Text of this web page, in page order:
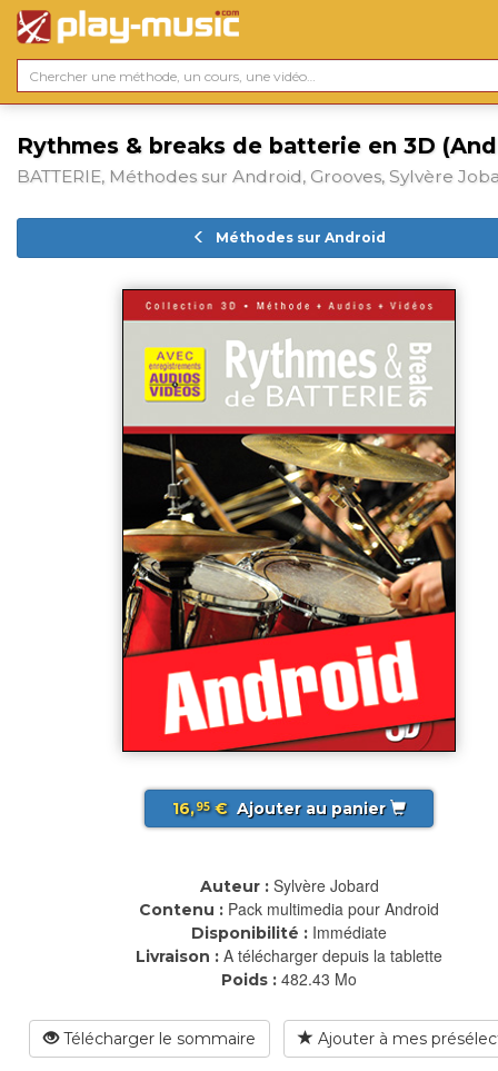
Rythmes & breaks de batterie en 3D
BATTERIE, Méthodes sur Android, Grooves, Sylvère
Méthodes sur Android
16,95€ Ajouter au panier
Auteur : Sylvère Jobard
Contenu : Pack multimedia pour Android
Disponibilité : Immédiate
Livraison : A télécharger depuis la tablette
Poids : 482.43 Mo
Télécharger le sommaire Ajouter à mes